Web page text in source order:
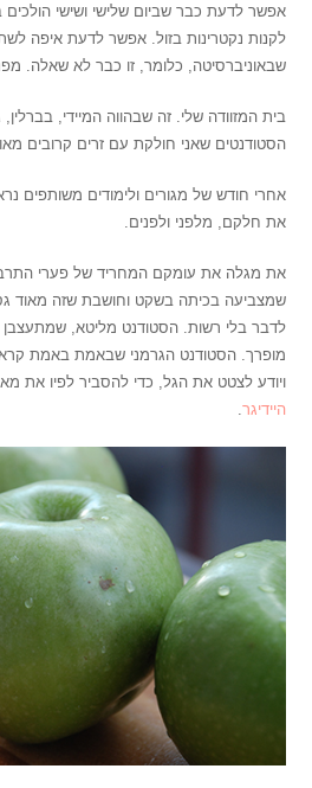
אפשר לדעת כבר שביום שלישי ושישי
לקנות נקטרינות בזול. אפשר לדעת איפה
שבאוניברסיטה, כלומר, זו כבר לא שאלה.
בית המזוודה שלי. זה שבהווה המיידי,
הסטודנטים שאני חולקת עם זרים קרובים
אחרי חודש של מגורים ולימודים משותפים
את חלקם, מלפני ולפנים.
את מגלה את עומקם המחריד של פערי
שמצביעה בכיתה בשקט וחושבת שזה מאוד
לדבר בלי רשות. הסטודנט מליטא, שמתעצבן
מופרך. הסטודנט הגרמני שבאמת באמת
ויודע לצטט את הגל, כדי להסביר לפיו את
היידיגר